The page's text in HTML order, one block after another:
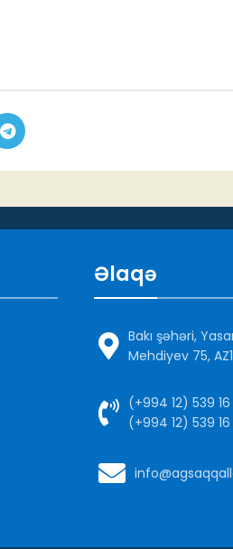
Əlaqə
Bakı şəhəri,
Mehdiyev 75,
(+994 12) 539 16
(+994 12) 539 16